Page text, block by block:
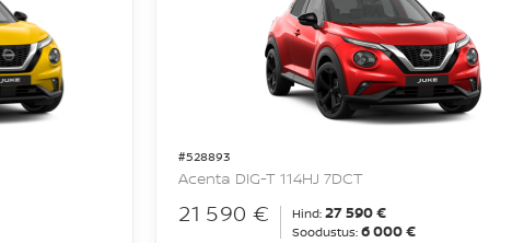
#528893
Acenta DIG-T 114HJ 7DCT
21 590 € Hind: 27 590 €
Soodustus: 6 000 €